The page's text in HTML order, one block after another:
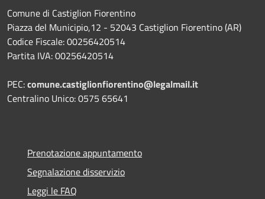
Comune di Castiglion Fiorentino
Piazza del Municipio,12 - 52043 Castiglion Fiorentino (AR)
Codice Fiscale: 00256420514
Partita IVA: 00256420514
PEC:comune.castiglionfiorentino@legalmail.it
Centralino Unico: 0575 65641
Prenotazione appuntamento
Segnalazione disservizio
Leggi le FAQ